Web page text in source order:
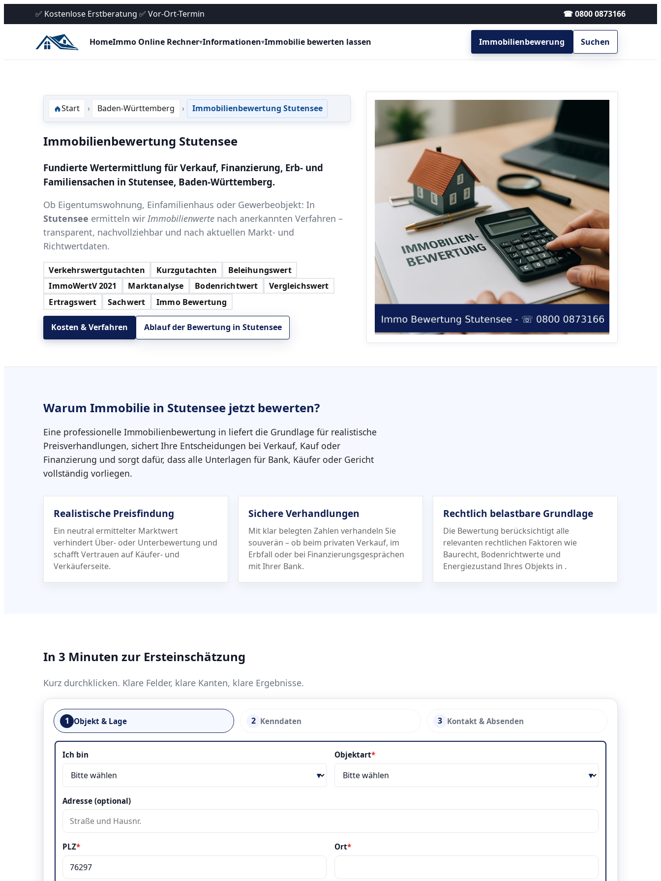
✅ Kostenlose Erstberatung ✅ Vor-Ort-Termin ☎ 0800 0873166
HomeImmo Online Rechner▾Informationen▾Immobilie bewerten lassen Immobilienbewerung Suchen
Start Baden-Württemberg Immobilienbewertung Stutensee
Immobilienbewertung Stutensee
Fundierte Wertermittlung für Verkauf, Finanzierung, Erb- und
Familiensachen in Stutensee, Baden-Württemberg.
Ob Eigentumswohnung, Einfamilienhaus oder Gewerbeobjekt: In
Stutensee ermitteln wirImmobilienwerte nach anerkannten Verfahren –
transparent, nachvollziehbar und nach aktuellen Markt- und
Richtwertdaten.
Verkehrswertgutachten Kurzgutachten
Beleihungswert
ImmoWertV 2021
Marktanalyse Bodenrichtwert
Vergleichswert
Ertragswert
Sachwert Immo Bewertung
Kosten & Verfahren Ablauf der Bewertung in Stutensee
Warum Immobilie in Stutensee jetzt bewerten?
Eine professionelle Immobilienbewertung in liefert die Grundlage für realistische
Preisverhandlungen, sichert Ihre Entscheidungen bei Verkauf, Kauf oder
Finanzierung und sorgt dafür, dass alle Unterlagen für Bank, Käufer oder Gericht
vollständig vorliegen.
Realistische Preisfindung
Ein neutral ermittelter Marktwert
verhindert Über- oder Unterbewertung und
schafft Vertrauen auf Käufer- und
Verkäuferseite.
Sichere Verhandlungen
Mit klar belegten Zahlen verhandeln Sie
souverän – ob beim privaten Verkauf, im
Erbfall oder bei Finanzierungs­gesprächen
mit Ihrer Bank.
Rechtlich belastbare Grundlage
Die Bewertung berücksichtigt alle
relevanten rechtlichen Faktoren wie
Baurecht, Bodenrichtwerte und
Energiezustand Ihres Objekts in .
In 3 Minuten zur Ersteinschätzung
Kurz durchklicken. Klare Felder, klare Kanten, klare Ergebnisse.
1 Objekt & Lage 2 Kenndaten 3 Kontakt & Absenden
Objekt & Lage
Ich bin Objektart*
Adresse (optional)
PLZ* Ort*